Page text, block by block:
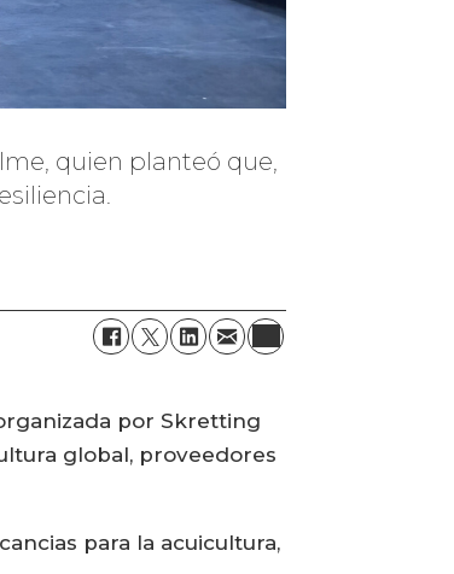
quien planteó que,
por Skretting
global, proveedores
para la acuicultura,